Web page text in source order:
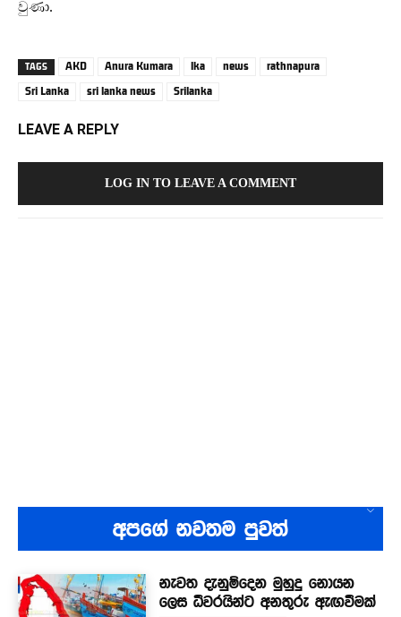
වුණා.
TAGS AKD Anura Kumara lka news
rathnapura
Sri Lanka
sri lanka news Srilanka
LEAVE A REPLY
LOG IN TO LEAVE A COMMENT
අපගේ නවතම පුවත්
නැවත දැනුම්දෙන මුහුදු නොයන
ලෙස ධීවරයින්ට අනතුරු ඇඟවීමක්